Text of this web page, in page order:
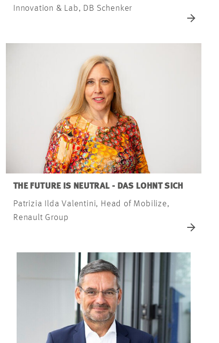
Innovation & Lab, DB Schenker
THE FUTURE IS NEUTRAL - DAS LOHNT SICH
Patrizia Ilda Valentini, Head of Mobilize,
Renault Group